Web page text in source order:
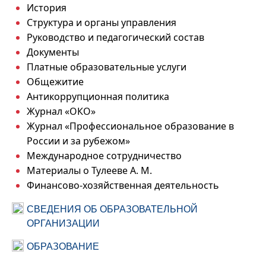
История
Структура и органы управления
Руководство и педагогический состав
Документы
Платные образовательные услуги
Общежитие
Антикоррупционная политика
Журнал «ОКО»
Журнал «Профессиональное образование в
России и за рубежом»
Международное сотрудничество
Материалы о Тулееве А. М.
Финансово-хозяйственная деятельность
СВЕДЕНИЯ ОБ ОБРАЗОВАТЕЛЬНОЙ
ОРГАНИЗАЦИИ
ОБРАЗОВАНИЕ